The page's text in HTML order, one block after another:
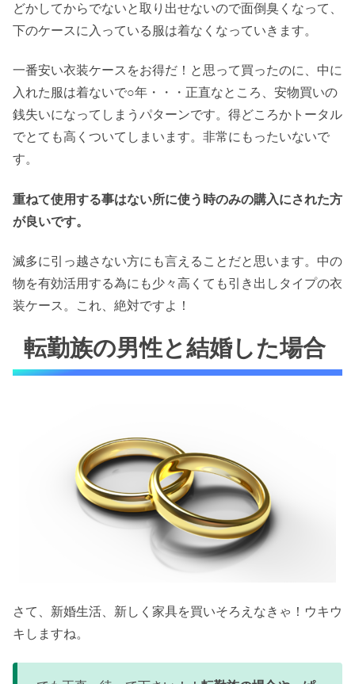
どかしてからでないと取り出せないので面倒臭くなって、
下のケースに入っている服は着なくなっていきます。
一番安い衣装ケースをお得だ！と思って買ったのに、中に
入れた服は着ないで○年・・・正直なところ、安物買いの
銭失いになってしまうパターンです。得どころかトータル
でとても高くついてしまいます。非常にもったいないで
す。
重ねて使用する事はない所に使う時のみの購入にされた方
が良いです。
滅多に引っ越さない方にも言えることだと思います。中の
物を有効活用する為にも少々高くても引き出しタイプの衣
装ケース。これ、絶対ですよ！
転勤族の男性と結婚した場合
さて、新婚生活、新しく家具を買いそろえなきゃ！ウキウ
キしますね。